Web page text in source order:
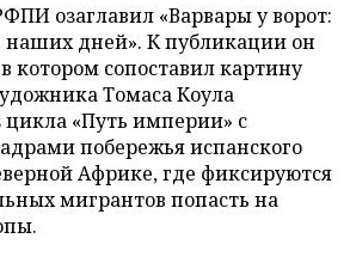
озаглавил «Варвары у ворот:
наших дней». К публикации он
котором сопоставил картину
Томаса Коула
цикла «Путь империи» с
побережья испанского
Африке, где фиксируются
мигрантов попасть на